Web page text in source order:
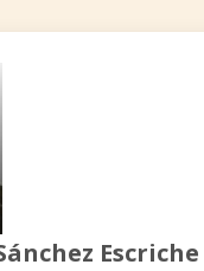
Escriche